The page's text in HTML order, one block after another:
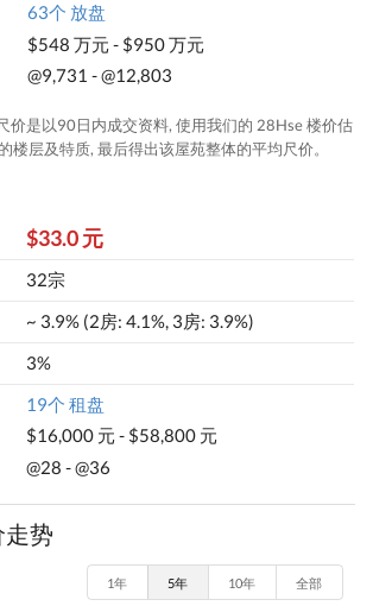
63个 放盘
$548 万元 - $950 万元
@9,731 - @12,803
价是以90日内成交资料, 使用我们的 28Hse 楼价估
楼层及特质, 最后得出该屋苑整体的平均尺价。
$33.0 元
32宗
~ 3.9% (2房: 4.1%, 3房: 3.9%)
3%
19个 租盘
$16,000 元 - $58,800 元
@28 - @36
势
1年 5年 10年 全部